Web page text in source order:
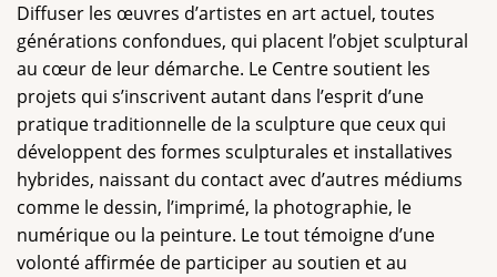
Diffuser les œuvres d’artistes en art actuel, toutes
générations confondues, qui placent l’objet sculptural
au cœur de leur démarche. Le Centre soutient les
projets qui s’inscrivent autant dans l’esprit d’une
pratique traditionnelle de la sculpture que ceux qui
développent des formes sculpturales et installatives
hybrides, naissant du contact avec d’autres médiums
comme le dessin, l’imprimé, la photographie, le
numérique ou la peinture. Le tout témoigne d’une
volonté affirmée de participer au soutien et au